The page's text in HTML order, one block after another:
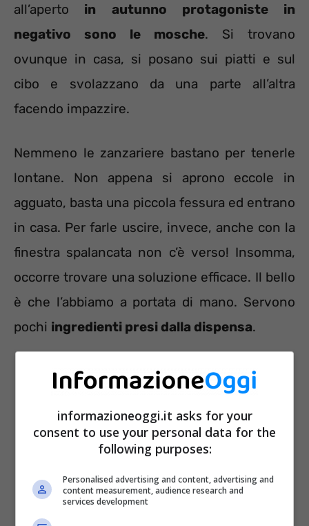
all’aperto in autunno protagoniste in
negativo sono le mosche. Si trovano
ovunque in casa, si posano sui piatti e sul
cibo e svolazzano da una parte all’altra
facendo impazzire.
Nemmeno le zanzariere bastano per tenerle
lontane. Non appena si aprono eccole in
agguato, basta una piccola fessura ed entrano
in casa. Per farle uscire, invece, anche con la
finestra spalancata non c’è verso! Insomma,
occorre trovare una soluzione efficace. Il bello
è che l’abbiamo a portata di mano. Servono
pochi ingredienti presi dalla dispensa.
informazioneoggi.it asks for your
consent to use your personal data for the
following purposes:
Personalised advertising and content, advertising and
content measurement, audience research and
services development